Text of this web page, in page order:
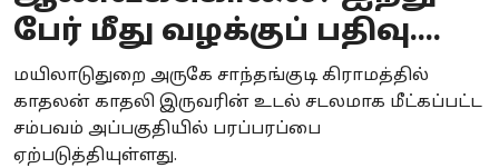
Business
Crime
Tamilnadu
பேர் மீது வழக்குப் பதிவு....
மயிலாடுதுறை அருகே சாந்தங்குடி கிராமத்தில்
காதலன் காதலி இருவரின் உடல் சடலமாக மீட்கப்பட்ட
சம்பவம் அப்பகுதியில் பரப்பரப்பை
ஏற்படுத்தியுள்ளது.